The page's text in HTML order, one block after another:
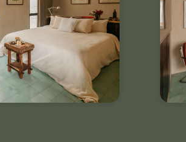
cama King, baño
smart TV
& más.
DETALLES